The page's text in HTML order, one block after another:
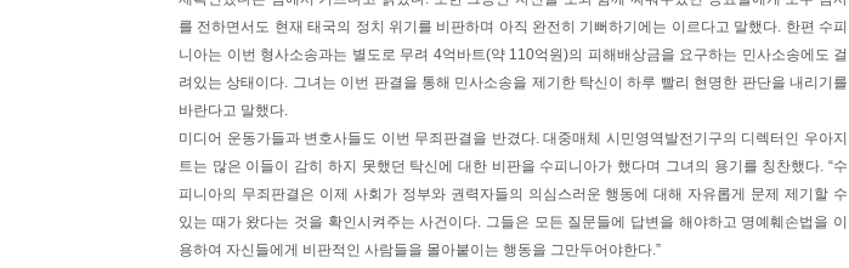
를 전하면서도 현재 태국의 정치 위기를 비판하며 아직 완전히 기뻐하기에는 이르다고 말했다. 한편 수피
니아는 이번 형사소송과는 별도로 무려 4억바트(약 110억원)의 피해배상금을 요구하는 민사소송에도 걸
려있는 상태이다. 그녀는 이번 판결을 통해 민사소송을 제기한 탁신이 하루 빨리 현명한 판단을 내리기를
바란다고 말했다.
미디어 운동가들과 변호사들도 이번 무죄판결을 반겼다. 대중매체 시민영역발전기구의 디렉터인 우아지
트는 많은 이들이 감히 하지 못했던 탁신에 대한 비판을 수피니아가 했다며 그녀의 용기를 칭찬했다. “수
피니아의 무죄판결은 이제 사회가 정부와 권력자들의 의심스러운 행동에 대해 자유롭게 문제 제기할 수
있는 때가 왔다는 것을 확인시켜주는 사건이다. 그들은 모든 질문들에 답변을 해야하고 명예훼손법을 이
용하여 자신들에게 비판적인 사람들을 몰아붙이는 행동을 그만두어야한다.”